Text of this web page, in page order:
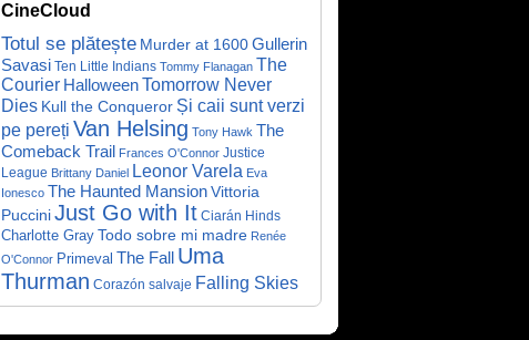
CineCloud
Totul se plătește Murder at 1600Gullerin
Savasi Ten Little Indians Tommy Flanagan The
Courier HalloweenTomorrow Never
Dies Kull the Conqueror Și caii sunt verzi
pe pereți Van Helsing Tony Hawk The
Comeback Trail Frances O'Connor Justice
League Brittany Daniel Leonor Varela Eva
Ionesco The Haunted MansionVittoria
PucciniJust Go with It Ciarán Hinds
Charlotte Gray Todo sobre mi madre Renée
O'Connor Primeval The Fall Uma
Thurman Corazón salvaje Falling Skies